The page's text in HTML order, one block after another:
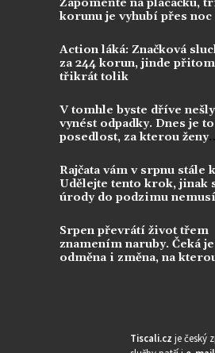
Zapomeňte na plácačku,
korunu je vyhubí přes noc
Action láká: Značková
za 244 korun, jinde
třikrát tolik
V tomhle byste dříve
vynést odpadky. Dnes je to
posedlost, za kterou ženy
Rajčata vám v srpnu stále
Udělejte tento krok, jinak
úrody do podzimu
Srpen převrátí život třem
znamením naruby. Čeká
odměna i změna, na
Tiscali.cz je český